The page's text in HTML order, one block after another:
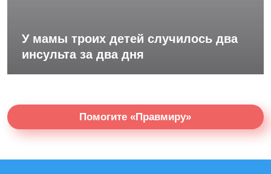
У мамы троих детей случилось два
инсульта за два дня
Помогите «Правмиру»